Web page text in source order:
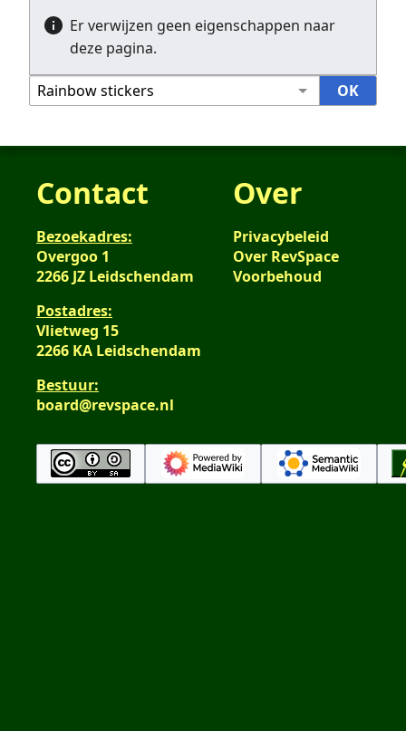
Er verwijzen geen eigenschappen naar
deze pagina.
Contact
Bezoekadres:
Overgoo 1
2266 JZ Leidschendam
Postadres:
Vlietweg 15
2266 KA Leidschendam
Bestuur:
board@revspace.nl
Over
Privacybeleid
Over RevSpace
Voorbehoud